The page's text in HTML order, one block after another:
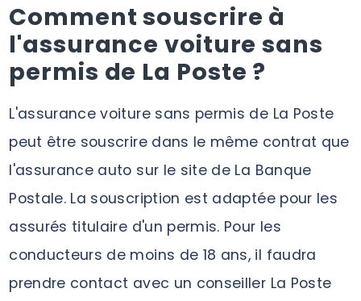
Comment souscrire à
l'assurance voiture sans
permis de La Poste ?
L'assurance voiture sans permis de La Poste
peut être souscrire dans le même contrat que
l'assurance auto sur le site de La Banque
Postale. La souscription est adaptée pour les
assurés titulaire d'un permis. Pour les
conducteurs de moins de 18 ans, il faudra
prendre contact avec un conseiller La Poste